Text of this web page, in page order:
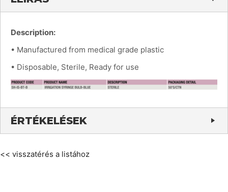
Description:
• Manufactured from medical grade plastic
• Disposable, Sterile, Ready for use
ÉRTÉKELÉSEK
<< visszatérés a listához